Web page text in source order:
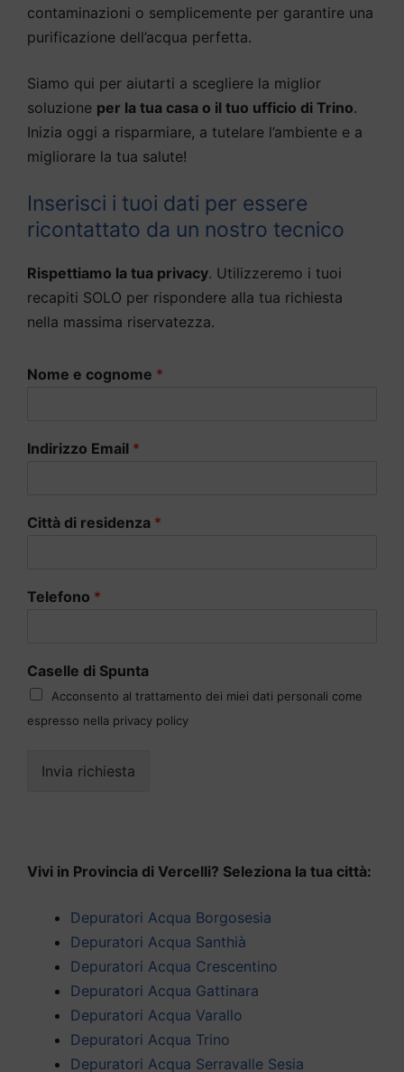
contaminazioni o semplicemente per garantire una
purificazione dell’acqua perfetta.
Siamo qui per aiutarti a scegliere la miglior
soluzione per la tua casa o il tuo ufficio di Trino.
Inizia oggi a risparmiare, a tutelare l’ambiente e a
migliorare la tua salute!
Inserisci i tuoi dati per essere
ricontattato da un nostro tecnico
Rispettiamo la tua privacy. Utilizzeremo i tuoi
recapiti SOLO per rispondere alla tua richiesta
nella massima riservatezza.
Nome e cognome *
Indirizzo Email *
Città di residenza *
Telefono *
Caselle di Spunta
Acconsento al trattamento dei miei dati personali come
espresso nella privacy policy
Invia richiesta
Vivi in Provincia di Vercelli? Seleziona la tua città:
Depuratori Acqua Borgosesia
Depuratori Acqua Santhià
Depuratori Acqua Crescentino
Depuratori Acqua Gattinara
Depuratori Acqua Varallo
Depuratori Acqua Trino
Depuratori Acqua Serravalle Sesia